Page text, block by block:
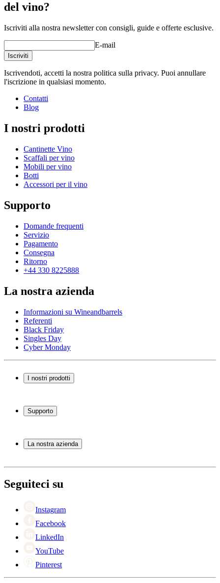
del vino?
Iscriviti alla nostra newsletter con consigli, guide e offerte esclusive.
E-mail
Iscriviti
Iscrivendoti, accetti la nostra politica sulla privacy. Puoi annullare
l'iscrizione in qualsiasi momento.
Contatti
Blog
I nostri prodotti
Cantinette Vino
Scaffali per vino
Mobili per vino
Botti
Accessori per il vino
Supporto
Domande frequenti
Servizio
Pagamento
Consegna
Ritorno
+44 330 8225888
La nostra azienda
Informazioni su Wineandbarrels
Referenti
Black Friday
Singles Day
Cyber Monday
I nostri prodotti
Scaffali per vino
Mobili per vino
Supporto
Servizio
Pagamento
Ritorno
La nostra azienda
Black Friday
Singles Day
Seguiteci su
Instagram
Facebook
LinkedIn
YouTube
Pinterest